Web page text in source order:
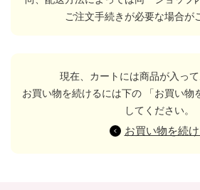
ご注文手続きが必要な場合が
現在、カートには商品が入って
お買い物を続けるには下の 「お買い物
してください。
お買い物を続